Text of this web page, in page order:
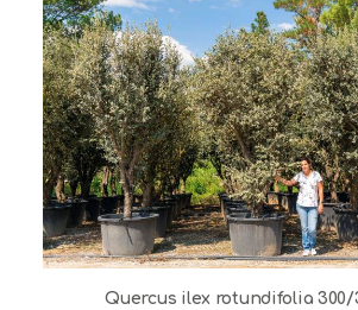
Quercus ilex rotundifolia 300/